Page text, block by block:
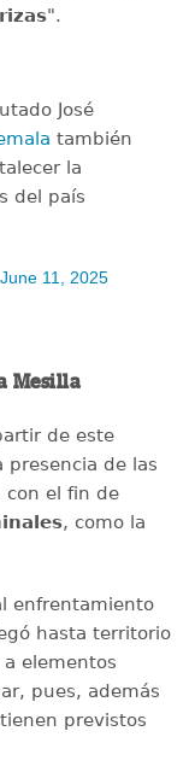
".
José
también
la
del país
June 11, 2025
Mesilla
de este
presencia de las
con el fin de
, como la
enfrentamiento
hasta territorio
elementos
pues, además
previstos